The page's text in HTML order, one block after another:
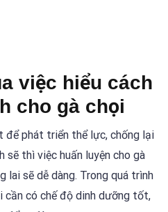
việc hiểu cách
cho gà chọi
để phát triển thể lực, chống lại
sẽ thì việc huấn luyện cho gà
lai sẽ dễ dàng. Trong quá trình
cần có chế độ dinh dưỡng tốt,